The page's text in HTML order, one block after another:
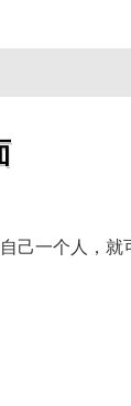
己一个人，就